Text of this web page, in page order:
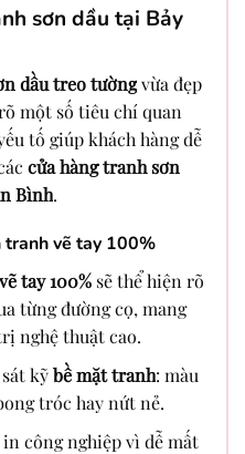
sơn dầu tại Bảy
dầu treo tườngvừa đẹp
một số tiêu chí quan
tố giúp khách hàng dễ
cửa hàng tranh sơn
Bình.
tranh vẽ tay 100%
tay 100%sẽ thể hiện rõ
từng đường cọ, mang
nghệ thuật cao.
kỹbề mặt tranh: màu
tróc hay nứt nẻ.
công nghiệp vì dễ mất